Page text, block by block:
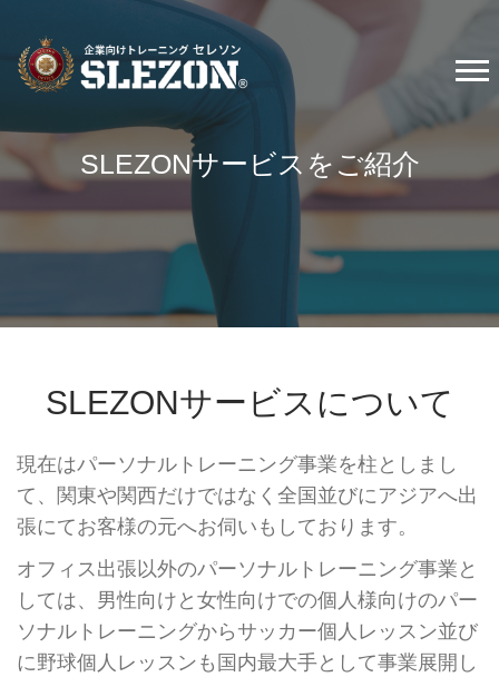
SLEZONサービスをご紹介
SLEZONサービスについて
現在はパーソナルトレーニング事業を柱としまし
て、関東や関西だけではなく全国並びにアジアへ出
張にてお客様の元へお伺いもしております。
オフィス出張以外のパーソナルトレーニング事業と
しては、男性向けと女性向けでの個人様向けのパー
ソナルトレーニングからサッカー個人レッスン並び
に野球個人レッスンも国内最大手として事業展開し